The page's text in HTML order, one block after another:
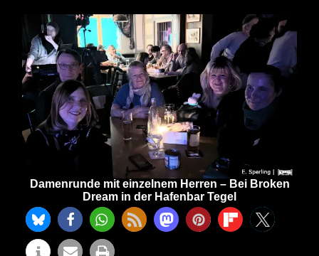
Damenrunde mit einzelnem Herren – Bei Broken
Dream in der Hafenbar Tegel